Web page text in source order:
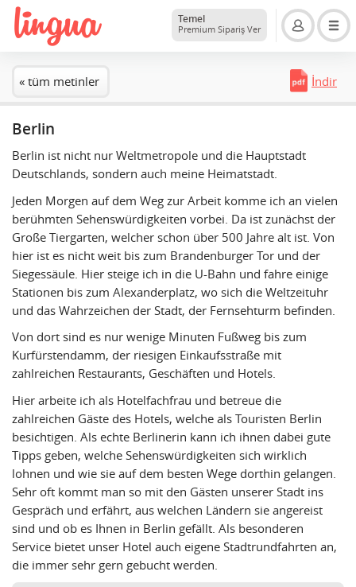
Temel
Premium Sipariş Ver
« tüm metinler İndir
Berlin
Berlin ist nicht nur Weltmetropole und die Hauptstadt
Deutschlands, sondern auch meine Heimatstadt.
Jeden Morgen auf dem Weg zur Arbeit komme ich an vielen
berühmten Sehenswürdigkeiten vorbei. Da ist zunächst der
Große Tiergarten, welcher schon über 500 Jahre alt ist. Von
hier ist es nicht weit bis zum Brandenburger Tor und der
Siegessäule. Hier steige ich in die U-Bahn und fahre einige
Stationen bis zum Alexanderplatz, wo sich die Weltzeituhr
und das Wahrzeichen der Stadt, der Fernsehturm befinden.
Von dort sind es nur wenige Minuten Fußweg bis zum
Kurfürstendamm, der riesigen Einkaufsstraße mit
zahlreichen Restaurants, Geschäften und Hotels.
Hier arbeite ich als Hotelfachfrau und betreue die
zahlreichen Gäste des Hotels, welche als Touristen Berlin
besichtigen. Als echte Berlinerin kann ich ihnen dabei gute
Tipps geben, welche Sehenswürdigkeiten sich wirklich
lohnen und wie sie auf dem besten Wege dorthin gelangen.
Sehr oft kommt man so mit den Gästen unserer Stadt ins
Gespräch und erfährt, aus welchen Ländern sie angereist
sind und ob es Ihnen in Berlin gefällt. Als besonderen
Service bietet unser Hotel auch eigene Stadtrundfahrten an,
die immer sehr gern gebucht werden.